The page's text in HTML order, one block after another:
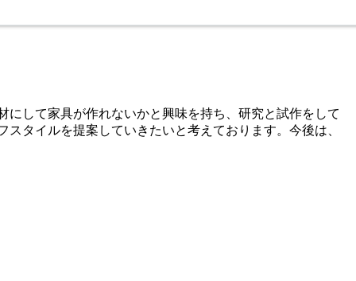
して家具が作れないかと興味を持ち、研究と試作をして
タイルを提案していきたいと考えております。今後は、